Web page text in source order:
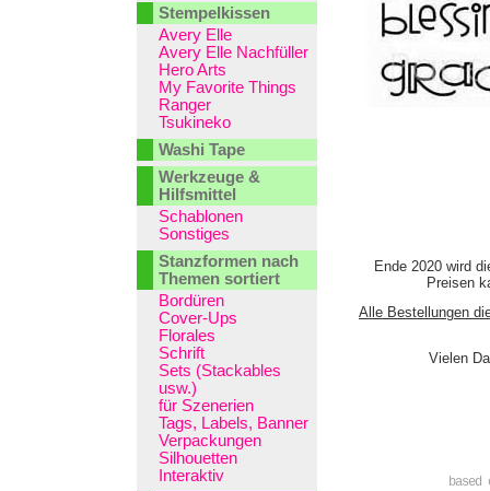
Ende 2020 wird
Preisen
Alle Bestellungen
Vielen
Stempelkissen
Avery Elle
Avery Elle Nachfüller
Hero Arts
My Favorite Things
Ranger
Tsukineko
Washi Tape
Werkzeuge &
Hilfsmittel
Schablonen
Sonstiges
Stanzformen nach
Themen sortiert
Bordüren
Cover-Ups
Florales
Schrift
Sets (Stackables
usw.)
für Szenerien
Tags, Labels, Banner
Verpackungen
Silhouetten
Interaktiv